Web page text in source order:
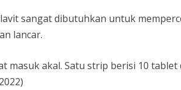
sangat dibutuhkan untuk
lancar.
masuk akal. Satu strip berisi 10 tablet